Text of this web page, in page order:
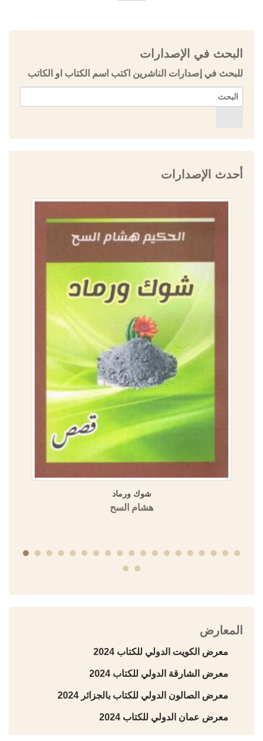
البحث في الإصدارات
للبحث في إصدارات الناشرين اكتب اسم الكتاب او الكاتب
أحدث الإصدارات
شوك ورماد
هشام السح
المعارض
معرض الكويت الدولي للكتاب 2024
معرض الشارقة الدولي للكتاب 2024
معرض الصالون الدولي للكتاب بالجزائر 2024
معرض عمان الدولي للكتاب 2024